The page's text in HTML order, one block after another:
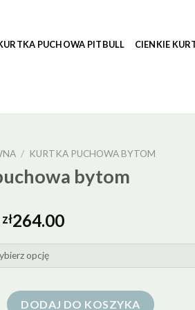
PUCHOWA PITBULL CIENKIE
/ KURTKA PUCHOWA BYTOM
bytom
zł264.00
bytom
DODAJ DO KOSZYKA